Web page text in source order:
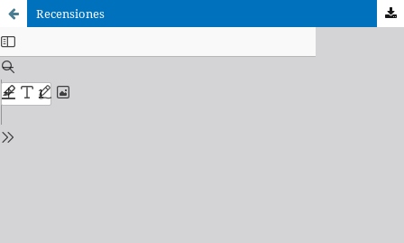
Recensiones